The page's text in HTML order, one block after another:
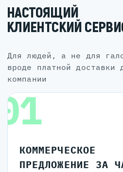
НАСТОЯЩИЙ
КЛИЕНТСКИЙ
для людей, а не для галочки: без мелочей
вроде платной доставки
компании
КОММЕРЧЕСКОЕ
ПРЕДЛОЖЕНИЕ ЗА